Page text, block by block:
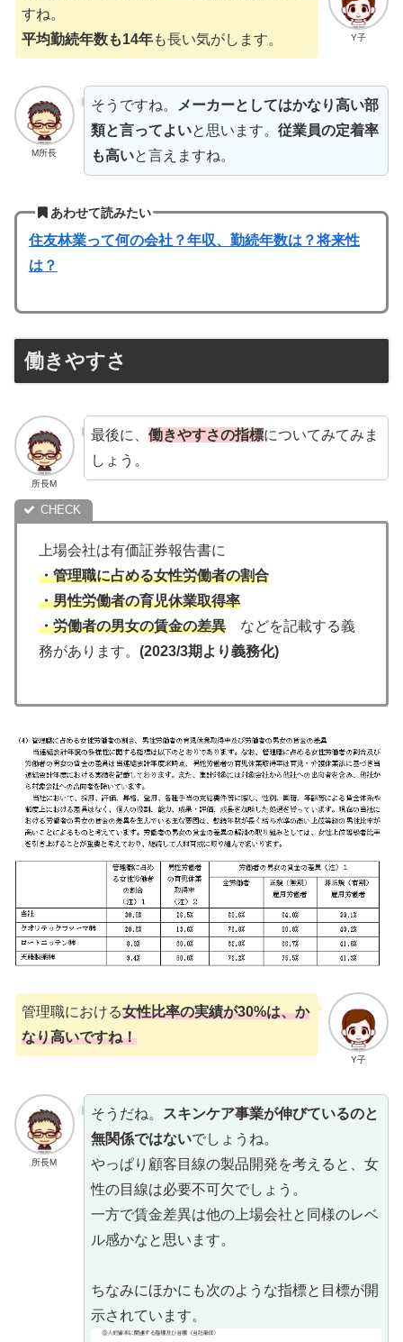
Y子
すね。
平均勤続年数も14年も長い気がします。
M所長
そうですね。
メーカーとしてはかなり高い部
類と言ってよいと思います。 従業員の定着率
も高いと言えますね。
あわせて読みたい
住友林業って何の会社？年収、勤続年数は？将来性
は？
働きやすさ
所長M
最後に、 働きやすさの指標についてみてみま
しょう。
上場会社は有価証券報告書に
・管理職に占める女性労働者の割合
・男性労働者の育児休業取得率
・労働者の男女の賃金の差異 などを記載する義
務があります。 (2023/3期より義務化)
Y子
管理職における女性比率の実績が30%は、か
なり高いですね！
所長M
そうだね。
スキンケア事業が伸びているのと
無関係ではないでしょうね。
やっぱり顧客目線の製品開発を考えると、女
性の目線は必要不可欠でしょう。
一方で賃金差異は他の上場会社と同様のレベ
ル感かなと思います。
ちなみにほかにも次のような指標と目標が開
示されています。